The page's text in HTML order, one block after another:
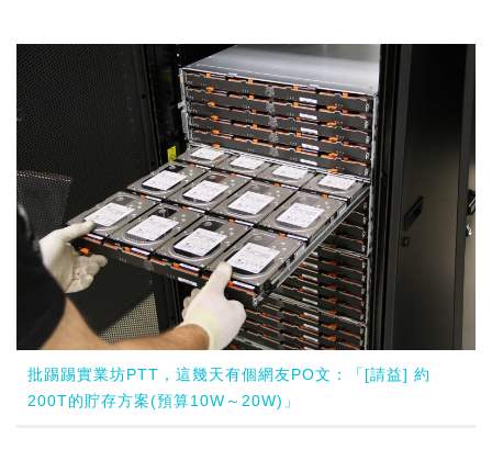
批踢踢實業坊PTT，這幾天有個網友PO文：「[請益] 約
200T的貯存方案(預算10W～20W)」